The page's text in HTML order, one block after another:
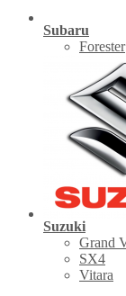
Subaru
Forester
Suzuki
Grand
SX4
Vitara